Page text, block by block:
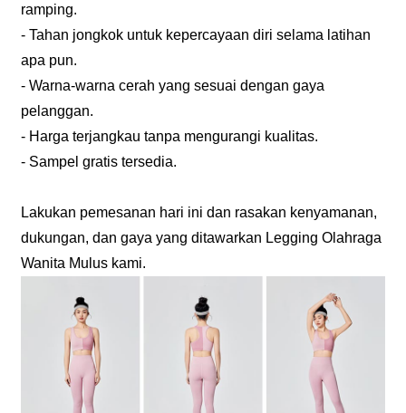
ramping.
- Tahan jongkok untuk kepercayaan diri selama latihan
apa pun.
- Warna-warna cerah yang sesuai dengan gaya
pelanggan.
- Harga terjangkau tanpa mengurangi kualitas.
- Sampel gratis tersedia.
Lakukan pemesanan hari ini dan rasakan kenyamanan,
dukungan, dan gaya yang ditawarkan Legging Olahraga
Wanita Mulus kami.